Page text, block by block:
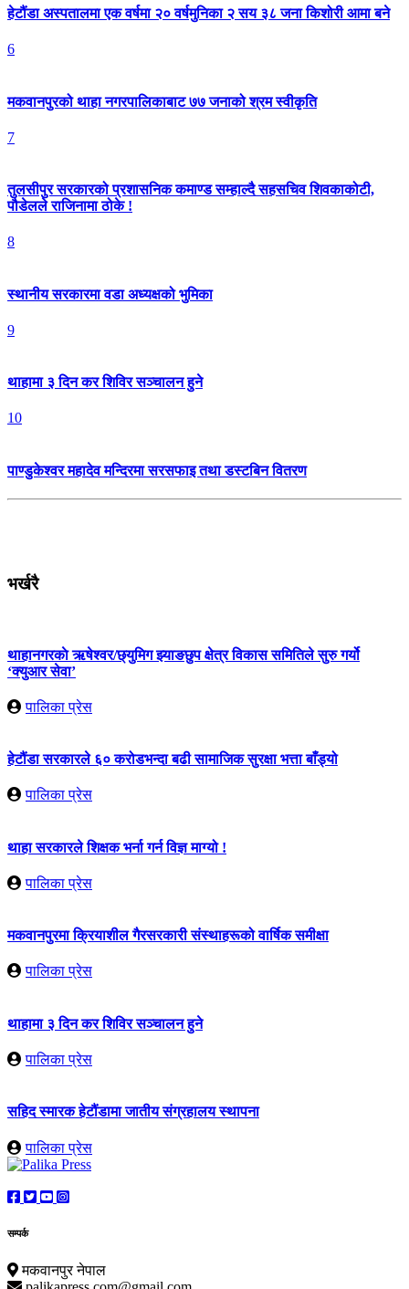
हेटौंडा अस्पतालमा एक वर्षमा २० वर्षमुनिका २ सय ३८ जना किशोरी आमा बने
6
मकवानपुरको थाहा नगरपालिकाबाट ७७ जनाको श्रम स्वीकृति
7
तुलसीपुर सरकारको प्रशासनिक कमाण्ड सम्हाल्दै सहसचिव शिवकाकोटी,
पौडेलले राजिनामा ठोके !
8
स्थानीय सरकारमा वडा अध्यक्षको भुमिका
9
थाहामा ३ दिन कर शिविर सञ्चालन हुने
10
पाण्डुकेश्वर महादेव मन्दिरमा सरसफाइ तथा डस्टबिन वितरण
भर्खरै
थाहानगरकाे ऋषेश्वर/छ्युमिग झ्याङछुप क्षेत्र विकास समितिले सुरु गर्यो
‘क्युआर सेवा’
पालिका प्रेस
हेटौंडा सरकारले ६० करोडभन्दा बढी सामाजिक सुरक्षा भत्ता बाँड्यो
पालिका प्रेस
थाहा सरकारले शिक्षक भर्ना गर्न विज्ञ माग्यो !
पालिका प्रेस
मकवानपुरमा क्रियाशील गैरसरकारी संस्थाहरूको वार्षिक समीक्षा
पालिका प्रेस
थाहामा ३ दिन कर शिविर सञ्चालन हुने
पालिका प्रेस
सहिद स्मारक हेटौंडामा जातीय संग्रहालय स्थापना
पालिका प्रेस
सम्पर्क
मकवानपुर नेपाल